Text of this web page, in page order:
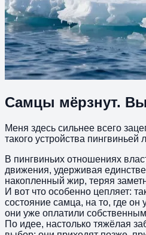
Самцы мёрзнут.
Меня здесь сильнее всего
такого устройства
В пингвиньих отношениях
движения, удерживая
накопленный жир, теряя
И вот что особенно цепляет:
состояние самца, на то, где
они уже оплатили
По идее, настолько тяжёлая